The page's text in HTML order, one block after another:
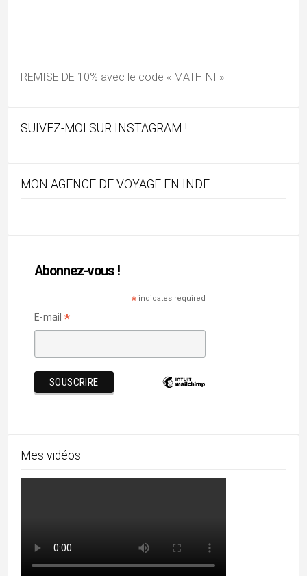
REMISE DE 10% avec le code « MATHINI »
SUIVEZ-MOI SUR INSTAGRAM !
MON AGENCE DE VOYAGE EN INDE
Abonnez-vous !
*indicates required
E-mail *
Mes vidéos